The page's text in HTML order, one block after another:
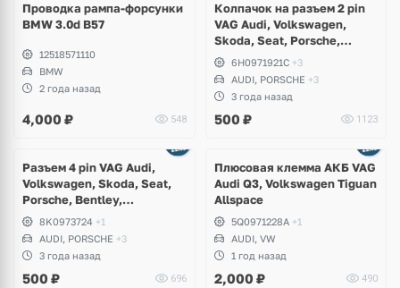
Проводка рампа-форсунки
BMW 3.0d B57
12518571110
BMW
2 года назад
4,000 ₽ 548
Колпачок на разъем 2 pin
VAG Audi, Volkswagen,
Skoda, Seat, Porsche,
Bentley, Lamborghini
6H0971921C +3
AUDI, PORSCHE +3
3 года назад
500 ₽ 1123
Разъем 4 pin VAG Audi,
Volkswagen, Skoda, Seat,
Porsche, Bentley,
Lamborghini
8K0973724 +1
AUDI, PORSCHE +3
3 года назад
500 ₽ 696
Плюсовая клемма АКБ VAG
Audi Q3, Volkswagen Tiguan
Allspace
5Q0971228A +1
AUDI, VW
1 год назад
2,000 ₽ 490